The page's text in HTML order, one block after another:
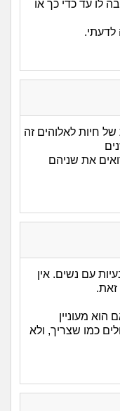
לו עד כדי כך או
לדעתי.
חיות לאלוהים זה
את שניהם
עם נשים. אין
הוא מעוניין
כמו שצריך, ולא